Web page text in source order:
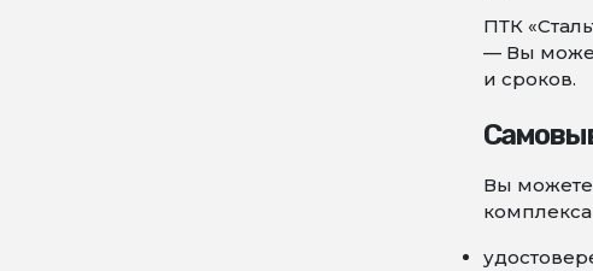
ПТК
— Вы
и сроков.
Вы можете